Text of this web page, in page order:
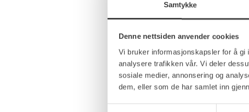
Samtykke
Denne nettsiden anvender cookies
Vi bruker informasjonskapsler for å gi
analysere trafikken vår. Vi deler
sosiale medier, annonsering og
dem, eller som de har samlet inn
sendes for DRIV energi
har, med spesifikasjon
navn). Kunden er
morarente iht.
inkassoomkostninger.
til registrert adresse i